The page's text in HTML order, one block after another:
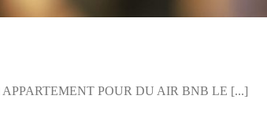
POUR DU AIR BNB LE [...]